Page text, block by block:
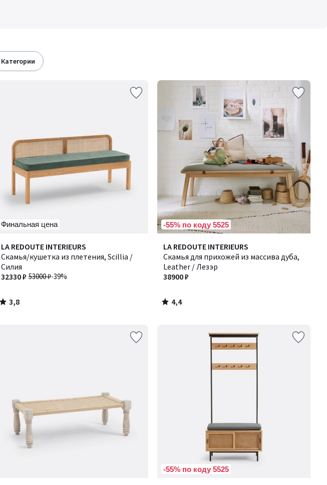
категории
Финальная цена
LA REDOUTE INTERIEURS
Скамья/кушетка из плетения, Scillia /
Силия
53000 ₽-39%
32330 ₽
3,8
/ 5
3,8
/
-55% по коду 5525
LA REDOUTE INTERIEURS
Скамья для прихожей из массива дуба,
Leather / Лезэр
38900 ₽
4,4
/ 5
4,4
/
-55% по коду 5525